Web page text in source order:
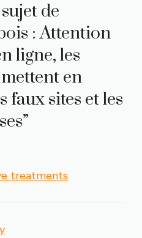
de
: Attention
ligne, les
en
faux sites et les
treatments